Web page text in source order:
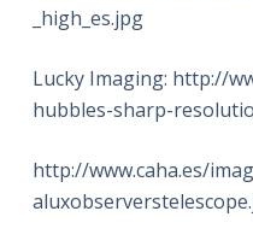
_high_es.jpg
Lucky Imaging: http://
hubbles-sharp-
http://www.caha.es/